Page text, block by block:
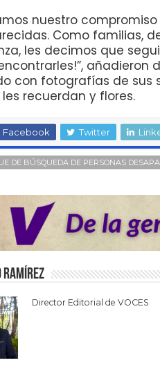
nuestro
Como familias,
les decimos que
con fotografías de sus
recuerdan y flores.
Facebook Twitter
DE BÚSQUEDA DE PERSONAS
Ramírez
Director Editorial de VOCES